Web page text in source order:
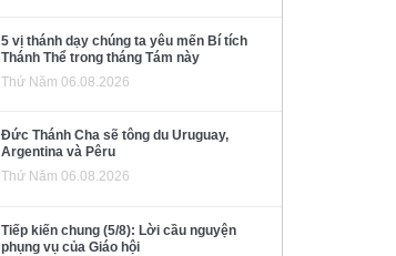
5 vị thánh dạy chúng ta yêu mến Bí tích
Thánh Thể trong tháng Tám này
Thứ Năm 06.08.2026
Đức Thánh Cha sẽ tông du Uruguay,
Argentina và Pêru
Thứ Năm 06.08.2026
Tiếp kiến chung (5/8): Lời cầu nguyện
phụng vụ của Giáo hội